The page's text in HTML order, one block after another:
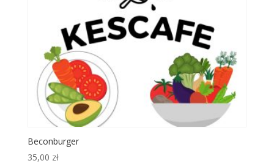
Beconburger
35,00 zł